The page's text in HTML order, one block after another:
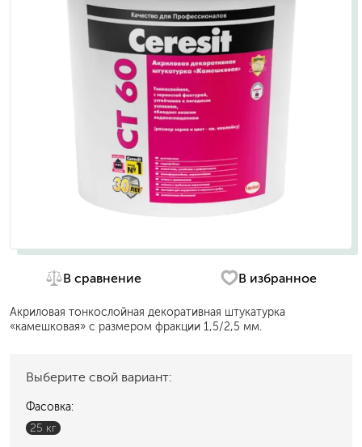
В сравнение В избранное
Акриловая тонкослойная декоративная штукатурка
«камешковая» с размером фракции 1,5/2,5 мм.
Выберите свой вариант:
Фасовка:
25 кг